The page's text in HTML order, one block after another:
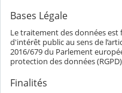
Bases Légale
Le traitement des données est
d'intérêt public au sens de
2016/679 du Parlement
protection des données
Finalités